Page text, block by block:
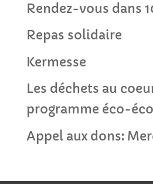
Rendez-vous dans
Repas solidaire
Kermesse
Les déchets au
programme éco-
Appel aux dons: